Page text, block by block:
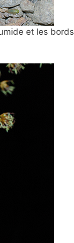
et les bords